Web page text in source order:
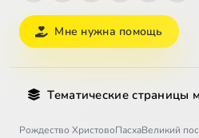
Мне нужна помощь
Тематические страницы
Рождество ХристовоПасхаВеликий